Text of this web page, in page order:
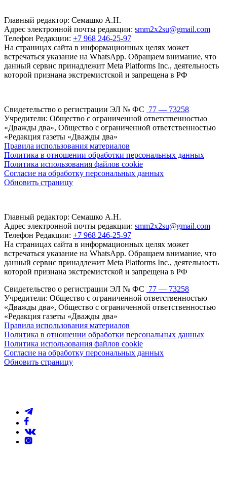
Главный редактор: Семашко А.Н.
Адрес электронной почты редакции: smm2x2su@gmail.com
Телефон Редакции: +7 968 246-25-97
На страницах сайта в информационных целях может
встречаться указание на WhatsApp. Обращаем внимание, что
данный сервис принадлежит Meta Platforms Inc., деятельность
которой признана экстремистской и запрещена в РФ
Свидетельство о регистрации ЭЛ № ФС 77 — 73258
Учредители: Общество с ограниченной ответственностью
«Дважды два», Общество с ограниченной ответственностью
«Редакция газеты «Дважды два»
Правила использования материалов
Политика в отношении обработки персональных данных
Политика использования файлов cookie
Согласие на обработку персональных данных
Обновить страницу
Главный редактор: Семашко А.Н.
Адрес электронной почты редакции: smm2x2su@gmail.com
Телефон Редакции: +7 968 246-25-97
На страницах сайта в информационных целях может
встречаться указание на WhatsApp. Обращаем внимание, что
данный сервис принадлежит Meta Platforms Inc., деятельность
которой признана экстремистской и запрещена в РФ
Свидетельство о регистрации ЭЛ № ФС 77 — 73258
Учредители: Общество с ограниченной ответственностью
«Дважды два», Общество с ограниченной ответственностью
«Редакция газеты «Дважды два»
Правила использования материалов
Политика в отношении обработки персональных данных
Политика использования файлов cookie
Согласие на обработку персональных данных
Обновить страницу